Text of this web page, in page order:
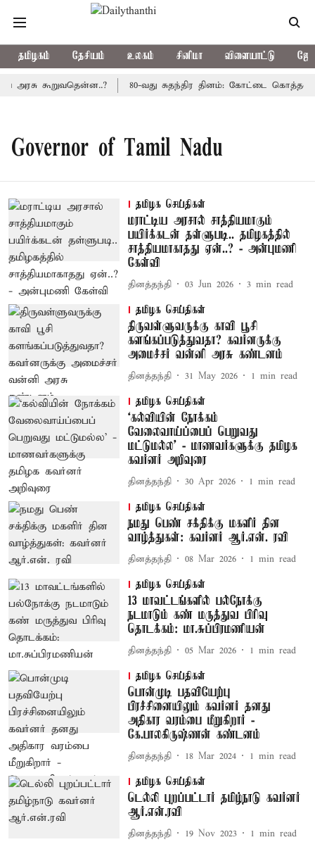
தமிழகம் தேசியம் உலகம் சினிமா விளையாட்டு
அரசு கூறுவதென்ன..? 80-வது சுதந்திர தினம்: கோட்டை
Governor of Tamil Nadu
தமிழக செய்திகள்
மராட்டிய அரசால் சாத்தியமாகும்
பயிர்க்கடன் தள்ளுபடி.. தமிழகத்தில்
சாத்தியமாகாதது ஏன்..? - அன்புமணி
கேள்வி
தினத்தந்தி 03 Jun 2026 3 min read
தமிழக செய்திகள்
திருவள்ளுவருக்கு காவி பூசி
களங்கப்படுத்துவதா? கவர்னருக்கு
அமைச்சர் வன்னி அரசு கண்டனம்
தினத்தந்தி 31 May 2026 1 min read
தமிழக செய்திகள்
‘கல்வியின் நோக்கம்
வேலைவாய்ப்பைப் பெறுவது
மட்டுமல்ல’ - மாணவர்களுக்கு தமிழக
கவர்னர் அறிவுரை
தினத்தந்தி 30 Apr 2026 1 min read
தமிழக செய்திகள்
நமது பெண் சக்திக்கு மகளிர் தின
வாழ்த்துகள்: கவர்னர் ஆர்.என். ரவி
தினத்தந்தி 08 Mar 2026 1 min read
தமிழக செய்திகள்
13 மாவட்டங்களில் பல்நோக்கு
நடமாடும் கண் மருத்துவ பிரிவு
தொடக்கம்: மா.சுப்பிரமணியன்
தினத்தந்தி 05 Mar 2026 1 min read
தமிழக செய்திகள்
பொன்முடி பதவியேற்பு
பிரச்சினையிலும் கவர்னர் தனது
அதிகார வரம்பை மீறுகிறார் -
கே.பாலகிருஷ்ணன் கண்டனம்
தினத்தந்தி 18 Mar 2024 1 min read
தமிழக செய்திகள்
டெல்லி புறப்பட்டார் தமிழ்நாடு கவர்னர்
ஆர்.என்.ரவி
தினத்தந்தி 19 Nov 2023 1 min read